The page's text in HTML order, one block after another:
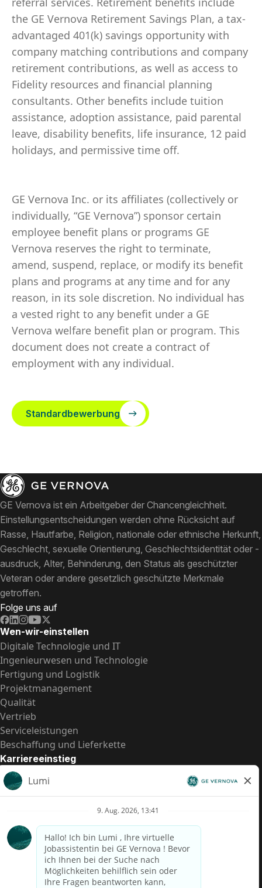
the GE Vernova Retirement Savings Plan, a tax-
advantaged 401(k) savings opportunity with
company matching contributions and company
retirement contributions, as well as access to
Fidelity resources and financial planning
consultants. Other benefits include tuition
assistance, adoption assistance, paid parental
leave, disability benefits, life insurance, 12 paid
holidays, and permissive time off.
GE Vernova Inc. or its affiliates (collectively or
individually, “GE Vernova”) sponsor certain
employee benefit plans or programs GE
Vernova reserves the right to terminate,
amend, suspend, replace, or modify its benefit
plans and programs at any time and for any
reason, in its sole discretion. No individual has
a vested right to any benefit under a GE
Vernova welfare benefit plan or program. This
document does not create a contract of
employment with any individual.
Standardbewerbung
GE Vernova ist ein Arbeitgeber der Chancengleichheit.
Einstellungsentscheidungen werden ohne Rücksicht auf
Rasse, Hautfarbe, Religion, nationale oder ethnische Herkunft,
Geschlecht, sexuelle Orientierung, Geschlechtsidentität oder -
ausdruck, Alter, Behinderung, den Status als geschützter
Veteran oder andere gesetzlich geschützte Merkmale
getroffen.
Folge uns auf
Wen-wir-einstellen
Digitale Technologie und IT
Ingenieurwesen und Technologie
Fertigung und Logistik
Projektmanagement
Qualität
Vertrieb
Serviceleistungen
Beschaffung und Lieferkette
Karriereeinstieg
Praktika
Einstiegspositionen
US-Gehalts­transparenz
Datenschutzhinweis für Kandidaten
Betrugswarnung
Lohntransparenz in Brasilien (Relatório de Transparência